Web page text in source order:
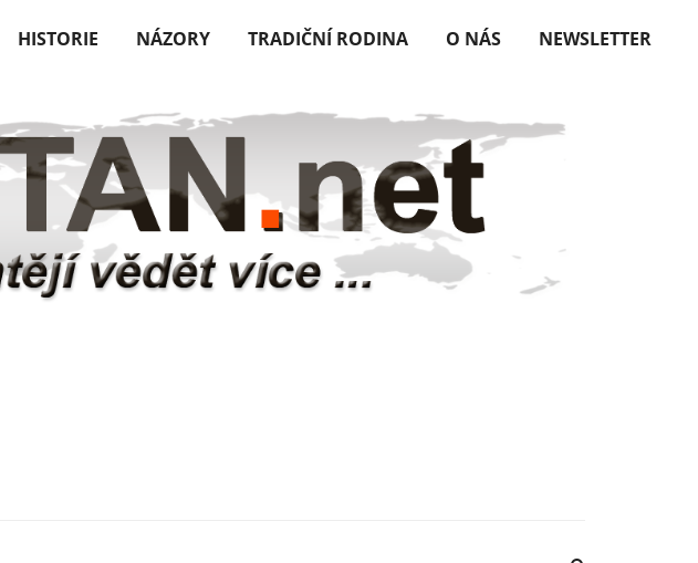
HISTORIE NÁZORY TRADIČNÍ RODINA O NÁS NEWSLETTER